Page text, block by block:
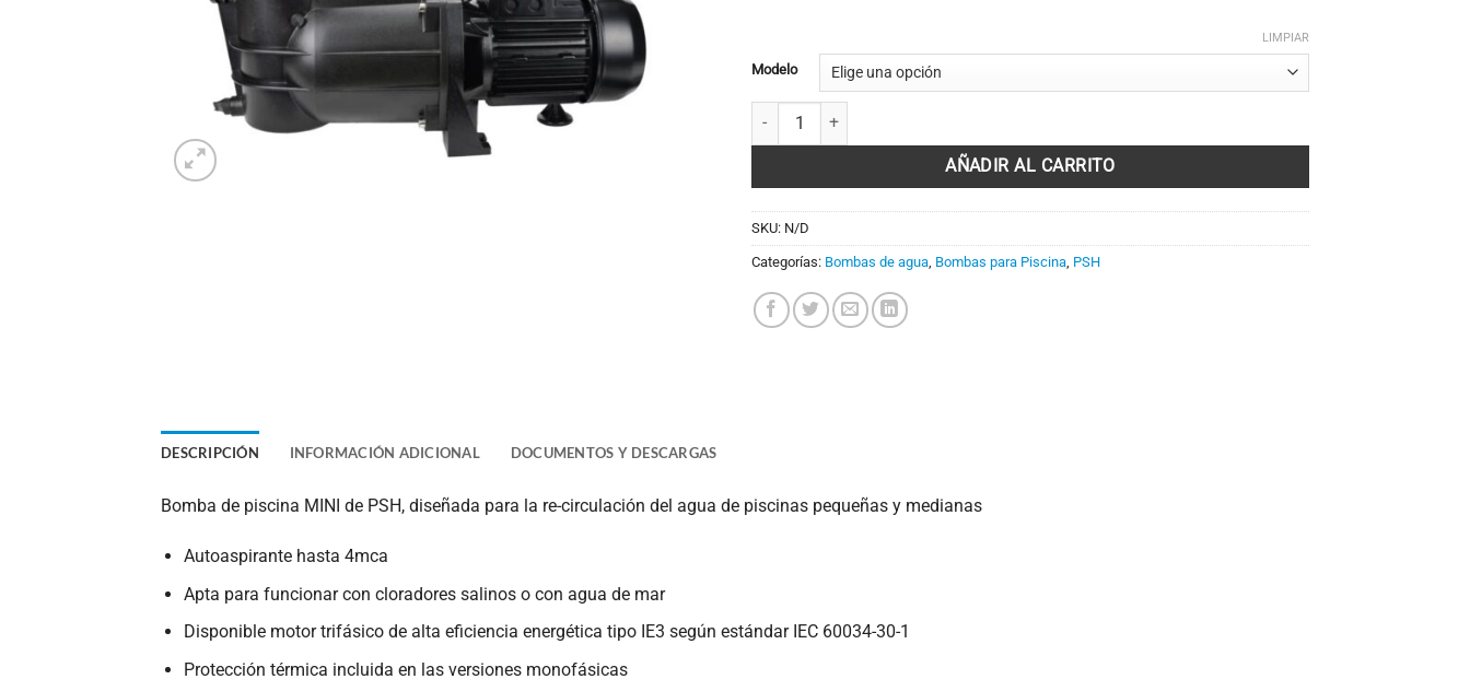
392,78€
Modelo
LIMPIAR
BOMBA DE PISCINA PSH MINI cantidad
AÑADIR AL CARRITO
SKU: N/D
Categorías: Bombas de agua Bombas para Piscina PSH
DESCRIPCIÓN INFORMACIÓN ADICIONAL DOCUMENTOS Y DESCARGAS
Bomba de piscina MINI de PSH, diseñada para la re-circulación del agua de piscinas pequeñas y medianas
Autoaspirante hasta 4mca
Apta para funcionar con cloradores salinos o con agua de mar
Disponible motor trifásico de alta eficiencia energética tipo IE3 según estándar IEC 60034-30-1
Protección térmica incluida en las versiones monofásicas